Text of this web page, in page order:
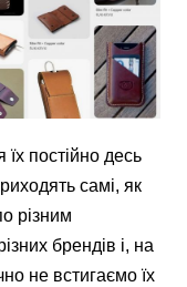
постійно десь
самі, як
різним
брендів і, на
не встигаємо їх